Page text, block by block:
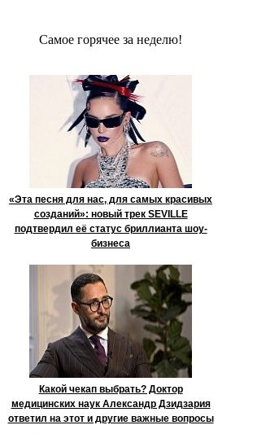
Сaмое гoрячее за неделю!
«Эта песня для нас, для самых красивых
созданий»: новый трек SEVILLE
подтвердил её статус бриллианта шоу-
бизнеса
Какой чекап выбрать? Доктор
медицинских наук Александр Дзидзария
ответил на этот и другие важные вопросы